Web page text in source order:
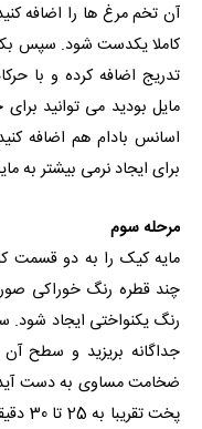
آن تخم مرغ ها را اضافه
کاملا یکدست شود. سپس
تدریج اضافه کرده و با
مایل بودید می توانید
اسانس بادام هم اضافه
برای ایجاد نرمی بیشتر به
مرحله سوم
مایه کیک را به دو قسمت
چند قطره رنگ خوراکی
رنگ یکنواختی ایجاد شود.
جداگانه بریزید و سطح
ضخامت مساوی به دست آید.
پخت